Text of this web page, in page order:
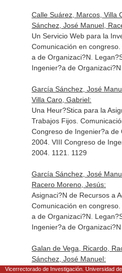
Calle Suárez, Marcos, Villa
Sánchez, José Manuel,
Un Servicio Web para la
Comunicación en
a de Organizaci?N.
Ingenier?a de
García Sánchez, José
Villa Caro, Gabriel:
Una Heur?Stica para la
Trabajos Fijos.
Congreso de Ingenier?a de
2004. VIII Congreso de
2004. 1121. 1129
García Sánchez, José
Racero Moreno, Jesús:
Asignaci?N de Recursos a
Comunicación en
a de Organizaci?N.
Ingenier?a de
Galan de Vega, Ricardo,
Sánchez, José Manuel:
Propuesta Metodol?Gica
Vicerrectorado de Investigación. Universidad